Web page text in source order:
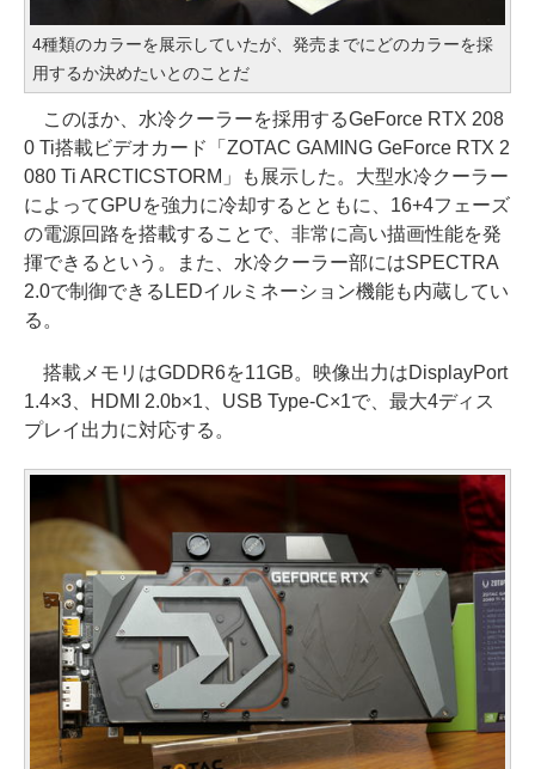
4種類のカラーを展示していたが、発売までにどのカラーを採
用するか決めたいとのことだ
このほか、水冷クーラーを採用するGeForce RTX 208
0 Ti搭載ビデオカード「ZOTAC GAMING GeForce RTX 2
080 Ti ARCTICSTORM」も展示した。大型水冷クーラー
によってGPUを強力に冷却するとともに、16+4フェーズ
の電源回路を搭載することで、非常に高い描画性能を発
揮できるという。また、水冷クーラー部にはSPECTRA
2.0で制御できるLEDイルミネーション機能も内蔵してい
る。
搭載メモリはGDDR6を11GB。映像出力はDisplayPort
1.4×3、HDMI 2.0b×1、USB Type-C×1で、最大4ディス
プレイ出力に対応する。